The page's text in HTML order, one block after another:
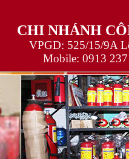
CHI NHÁNH
VPGD: 525/15/9A
Mobile: 0913